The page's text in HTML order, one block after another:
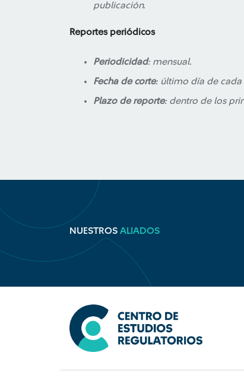
publicación.
Reportes periódicos
Periodicidad: mensual.
Fecha de corte: último día de cada
Plazo de reporte: dentro de los
NUESTROS ALIADOS